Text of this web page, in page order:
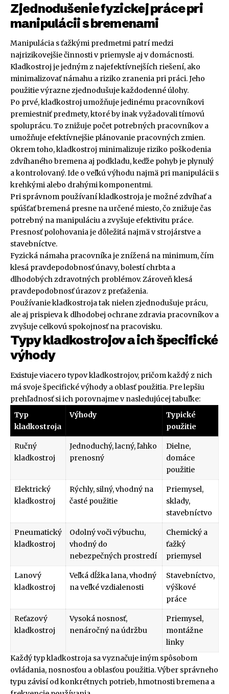
Zjednodušenie fyzickej práce pri
manipulácii s bremenami
Manipulácia s ťažkými predmetmi patrí medzi
najrizikovejšie činnosti v priemysle aj v domácnosti.
Kladkostroj je jedným z najefektívnejších riešení, ako
minimalizovať námahu a riziko zranenia pri práci. Jeho
použitie výrazne zjednodušuje každodenné úlohy.
Po prvé, kladkostroj umožňuje jedinému pracovníkovi
premiestniť predmety, ktoré by inak vyžadovali tímovú
spoluprácu. To znižuje počet potrebných pracovníkov a
umožňuje efektívnejšie plánovanie pracovných zmien.
Okrem toho, kladkostroj minimalizuje riziko poškodenia
zdvíhaného bremena aj podkladu, keďže pohyb je plynulý
a kontrolovaný. Ide o veľkú výhodu najmä pri manipulácii s
krehkými alebo drahými komponentmi.
Pri správnom používaní kladkostroja je možné zdvíhať a
spúšťať bremená presne na určené miesto, čo znižuje čas
potrebný na manipuláciu a zvyšuje efektivitu práce.
Presnosť polohovania je dôležitá najmä v strojárstve a
stavebníctve.
Fyzická námaha pracovníka je znížená na minimum, čím
klesá pravdepodobnosť únavy, bolestí chrbta a
dlhodobých zdravotných problémov. Zároveň klesá
pravdepodobnosť úrazov z preťaženia.
Používanie kladkostroja tak nielen zjednodušuje prácu,
ale aj prispieva k dlhodobej ochrane zdravia pracovníkov a
zvyšuje celkovú spokojnosť na pracovisku.
Typy kladkostrojov a ich špecifické
výhody
Existuje viacero typov kladkostrojov, pričom každý z nich
má svoje špecifické výhody a oblasť použitia. Pre lepšiu
prehľadnosť si ich porovnajme v nasledujúcej tabuľke:
Typ
kladkostroja
Výhody
Typické
použitie
Ručný
kladkostroj
Jednoduchý, lacný, ľahko
prenosný
Dielne,
domáce
použitie
Elektrický
kladkostroj
Rýchly, silný, vhodný na
časté použitie
Priemysel,
sklady,
stavebníctvo
Pneumatický
kladkostroj
Odolný voči výbuchu,
vhodný do
nebezpečných prostredí
Chemický a
ťažký
priemysel
Lanový
kladkostroj
Veľká dĺžka lana, vhodný
na veľké vzdialenosti
Stavebníctvo,
výškové
práce
Reťazový
kladkostroj
Vysoká nosnosť,
nenáročný na údržbu
Priemysel,
montážne
linky
Každý typ kladkostroja sa vyznačuje iným spôsobom
ovládania, nosnosťou a oblasťou použitia. Výber správneho
typu závisí od konkrétnych potrieb, hmotnosti bremena a